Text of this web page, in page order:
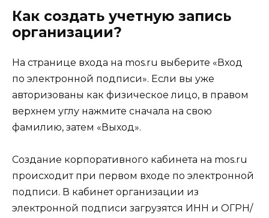
Как создать учетную запись
организации?
На странице входа на mos.ru выберите «Вход
по электронной подписи». Если вы уже
авторизованы как физическое лицо, в правом
верхнем углу нажмите сначала на свою
фамилию, затем «Выход».
Создание корпоративного кабинета на mos.ru
происходит при первом входе по электронной
подписи. В кабинет организации из
электронной подписи загрузятся ИНН и ОГРН/